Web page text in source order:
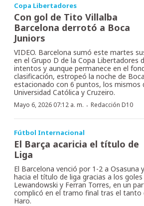
Copa Libertadores
Con gol de Tito Villalba
Barcelona derrotó a Boca
Juniors
VIDEO. Barcelona sumó este martes
en el Grupo D de la Copa Libertadores
intentos y aunque permanece en el
clasificación, estropeó la noche de
estacionado con 6 puntos, los mismos
Universidad Católica y Cruzeiro.
Mayo 6, 2026 07:12 a. m. · Redacción D10
Fútbol Internacional
El Barça acaricia el título de
Liga
El Barcelona venció por 1-2 a Osasuna
hacia el título de liga gracias a los
Lewandowski y Ferran Torres, en un
complicó en el tramo final tras el tanto
Haro.